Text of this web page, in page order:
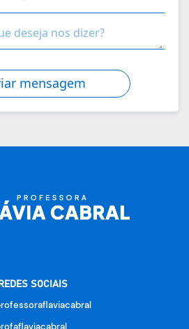
mensagem
SOCIAIS